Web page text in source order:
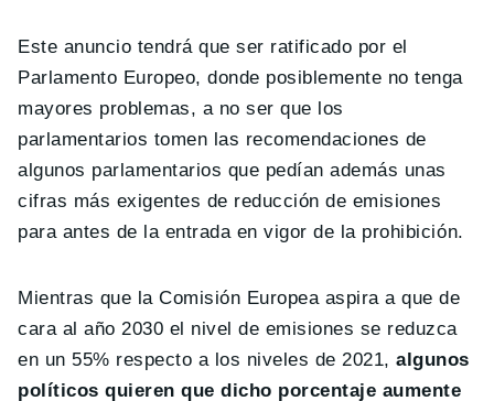
Este anuncio tendrá que ser ratificado por el
Parlamento Europeo, donde posiblemente no tenga
mayores problemas, a no ser que los
parlamentarios tomen las recomendaciones de
algunos parlamentarios que pedían además unas
cifras más exigentes de reducción de emisiones
para antes de la entrada en vigor de la prohibición.
Mientras que la Comisión Europea aspira a que de
cara al año 2030 el nivel de emisiones se reduzca
en un 55% respecto a los niveles de 2021, algunos
políticos quieren que dicho porcentaje aumente